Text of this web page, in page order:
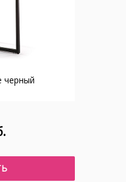
черный